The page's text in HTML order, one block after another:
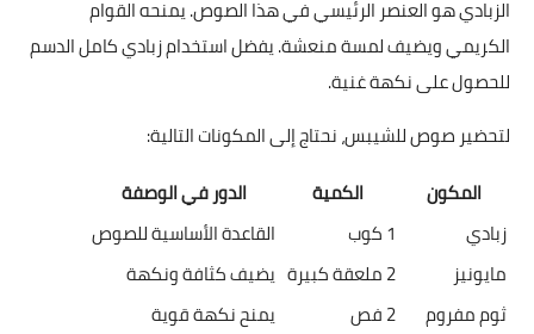
الزبادي هو العنصر الرئيسي في هذا الصوص. يمنحه القوام
الكريمي ويضيف لمسة منعشة. يفضل استخدام زبادي كامل الدسم
للحصول على نكهة غنية.
لتحضير صوص للشيبس، نحتاج إلى المكونات التالية:
المكون
الكمية
الدور في الوصفة
زبادي
1 كوب
القاعدة الأساسية للصوص
مايونيز
2 ملعقة كبيرة
يضيف كثافة ونكهة
ثوم مفروم
2 فص
يمنح نكهة قوية